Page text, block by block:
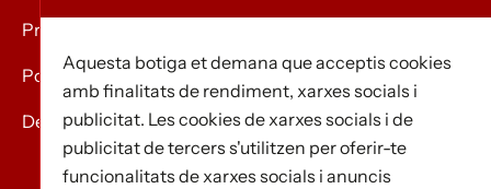
Privacitat
Política de Cookies
Devolució de mercaderies
Aquesta botiga et demana que acceptis cookies
amb finalitats de rendiment, xarxes socials i
publicitat. Les cookies de xarxes socials i de
publicitat de tercers s'utilitzen per oferir-te
funcionalitats de xarxes socials i anuncis